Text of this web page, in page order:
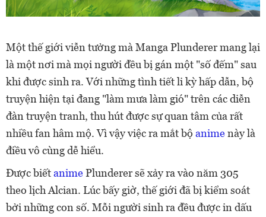
Một thế giới viễn tưởng mà Manga Plunderer mang lại
là một nơi mà mọi người đều bị gán một "số đếm" sau
khi được sinh ra. Với những tình tiết li kỳ hấp dẫn, bộ
truyện hiện tại đang "làm mưa làm gió" trên các diễn
đàn truyện tranh, thu hút được sự quan tâm của rất
nhiều fan hâm mộ. Vì vậy việc ra mắt bộ animenày là
điều vô cùng dễ hiểu.
Được biếtanimePlunderer sẽ xảy ra vào năm 305
theo lịch Alcian. Lúc bấy giờ, thế giới đã bị kiểm soát
bởi những con số. Mỗi người sinh ra đều được in dấu